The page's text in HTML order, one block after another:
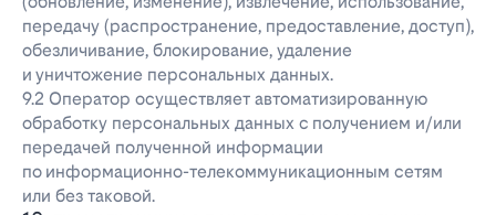
передачу (распространение, предоставление, доступ),
обезличивание, блокирование, удаление
и уничтожение персональных данных.
9.2 Оператор осуществляет автоматизированную
обработку персональных данных с получением и/или
передачей полученной информации
по информационно-телекоммуникационным сетям
или без таковой.